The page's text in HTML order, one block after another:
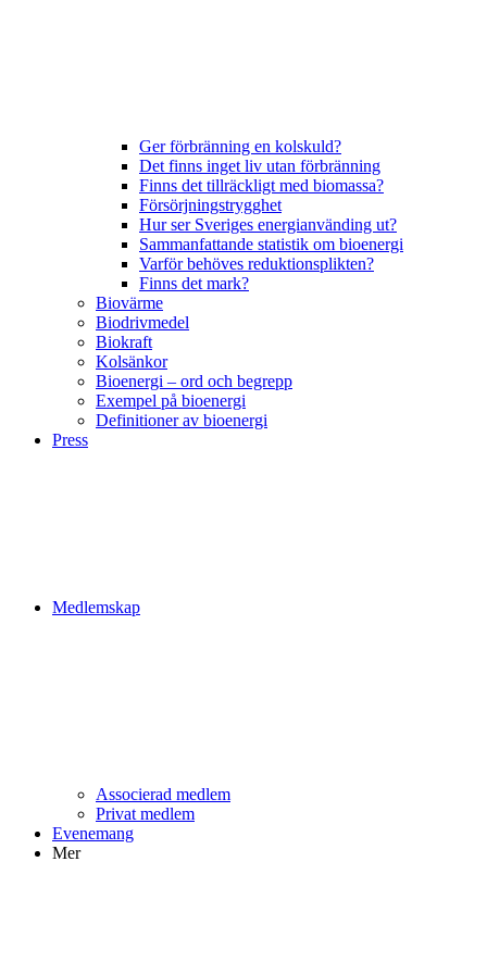
Ger förbränning en kolskuld?
Det finns inget liv utan förbränning
Finns det tillräckligt med biomassa?
Försörjningstrygghet
Hur ser Sveriges energianvänding ut?
Sammanfattande statistik om bioenergi
Varför behöves reduktionsplikten?
Finns det mark?
Biovärme
Biodrivmedel
Biokraft
Kolsänkor
Bioenergi – ord och begrepp
Exempel på bioenergi
Definitioner av bioenergi
Press
Medlemskap
Associerad medlem
Privat medlem
Evenemang
Mer